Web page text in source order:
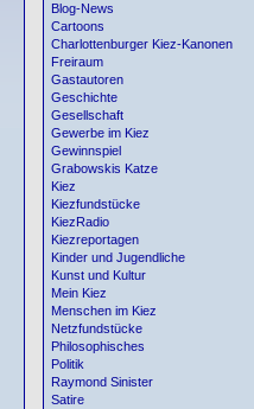
Blog-News
Cartoons
Charlottenburger Kiez-Kanonen
Freiraum
Gastautoren
Geschichte
Gesellschaft
Gewerbe im Kiez
Gewinnspiel
Grabowskis Katze
Kiez
Kiezfundstücke
KiezRadio
Kiezreportagen
Kinder und Jugendliche
Kunst und Kultur
Mein Kiez
Menschen im Kiez
Netzfundstücke
Philosophisches
Politik
Raymond Sinister
Satire